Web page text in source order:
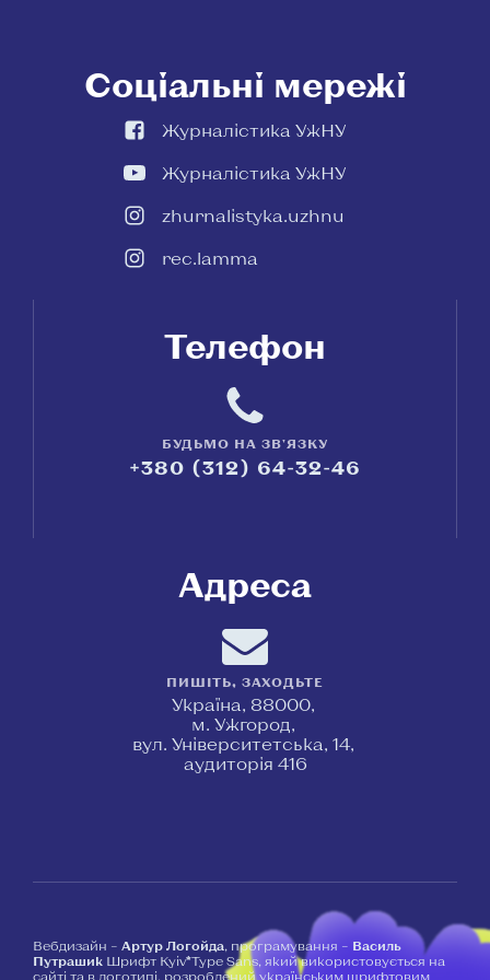
Соціальні мережі
Журналістика УжНУ
Журналістика УжНУ
zhurnalistyka.uzhnu
rec.lamma
Телефон
БУДЬМО НА ЗВ'ЯЗКУ
+380 (312) 64-32-46
Адреса
ПИШІТЬ, ЗАХОДЬТЕ
Україна, 88000,
м. Ужгород,
вул. Університетська, 14,
аудиторія 416
Вебдизайн – Артур Логойда, програмування – Василь
Путрашик Шрифт Kyiv*Type Sans, який використовується на
сайті та в логотипі, розроблений українським шрифтовим